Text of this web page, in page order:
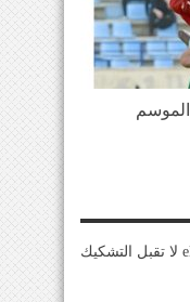
الموسم
مصداقية elmaestrosport لا تقبل التشكيك